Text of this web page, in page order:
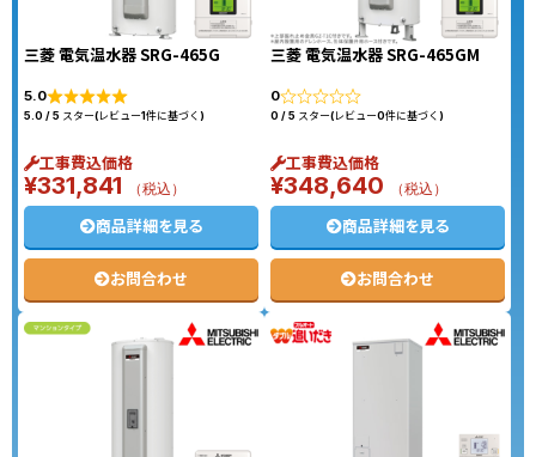
三菱 電気温水器 SRG-465G
5.0
5.0 / 5 スター(レビュー1件に基づく)
工事費込価格
¥331,841 （税込）
商品詳細を見る
お問合わせ
三菱 電気温水器 SRG-465GM
0
0 / 5 スター(レビュー0件に基づく)
工事費込価格
¥348,640 （税込）
商品詳細を見る
お問合わせ